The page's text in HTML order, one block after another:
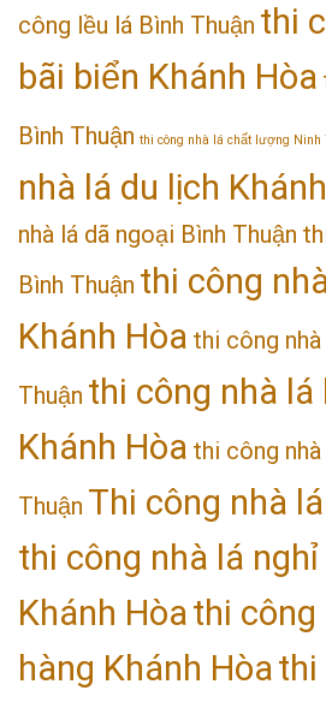
công lều lá Bình Thuận thi
bãi biển Khánh Hòa
Bình Thuận thi công nhà lá chất lượng Ninh
nhà lá du lịch
nhà lá dã ngoại Bình Thuận
Bình Thuận thi công
Khánh Hòa thi công
Thuận thi công nhà lá
Khánh Hòa thi công
Thuận Thi công nhà
thi công nhà lá
Khánh Hòathi công
hàng Khánh Hòathi